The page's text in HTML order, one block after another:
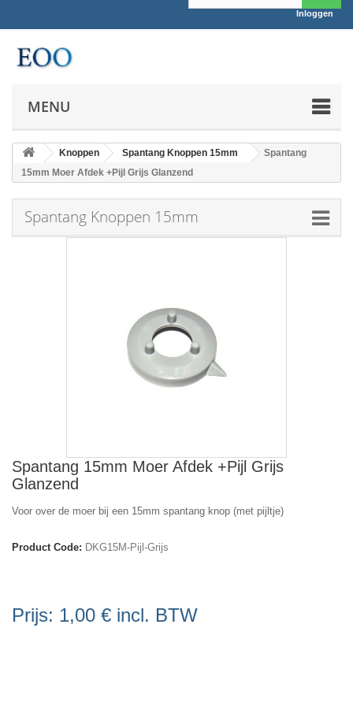
Inloggen
MENU
Knoppen Spantang Knoppen 15mm
Spantang
15mm Moer Afdek +Pijl Grijs Glanzend
Spantang Knoppen 15mm
Spantang 15mm Moer Afdek +Pijl Grijs
Glanzend
Voor over de moer bij een 15mm spantang knop (met pijltje)
Product Code: DKG15M-Pijl-Grijs
Prijs: 1,00 € incl. BTW